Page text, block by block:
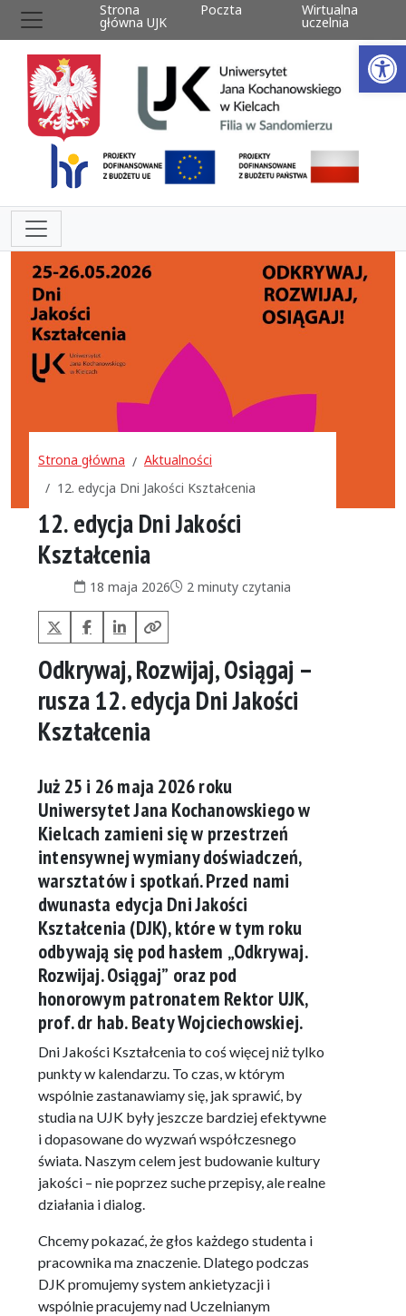
Strona
główna UJK
Poczta Wirtualna
uczelnia
Strona główna
Aktualności
12. edycja Dni Jakości Kształcenia
12. edycja Dni Jakości
Kształcenia
Data publikacji:
18 maja 2026Czas czytania:
2 minuty czytania
X (Twitter)FacebookLinkedInKopiuj link
Odkrywaj, Rozwijaj, Osiągaj –
rusza 12. edycja Dni Jakości
Kształcenia
Już 25 i 26 maja 2026 roku
Uniwersytet Jana Kochanowskiego w
Kielcach zamieni się w przestrzeń
intensywnej wymiany doświadczeń,
warsztatów i spotkań. Przed nami
dwunasta edycja Dni Jakości
Kształcenia (DJK), które w tym roku
odbywają się pod hasłem „Odkrywaj.
Rozwijaj. Osiągaj” oraz pod
honorowym patronatem Rektor UJK,
prof. dr hab.Beaty Wojciechowskiej.
Dni Jakości Kształcenia to coś więcej niż tylko
punkty w kalendarzu. To czas, w którym
wspólnie zastanawiamy się, jak sprawić, by
studia na UJK były jeszcze bardziej efektywne
i dopasowane do wyzwań współczesnego
świata. Naszym celem jest budowanie kultury
jakości – nie poprzez suche przepisy, ale realne
działania i dialog.
Chcemy pokazać, że głos każdego studenta i
pracownika ma znaczenie. Dlatego podczas
DJK promujemy system ankietyzacji i
wspólnie pracujemy nad Uczelnianym